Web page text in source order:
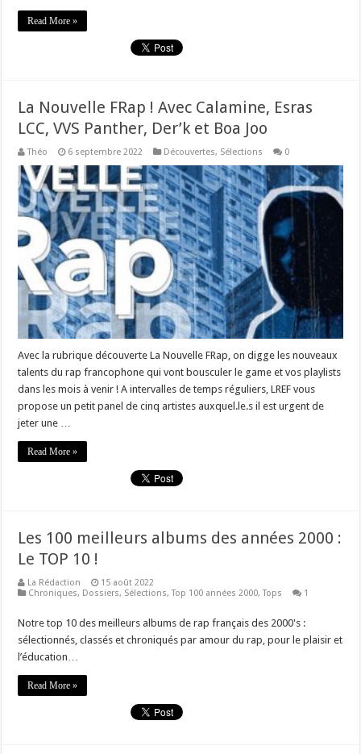
Read More »
La Nouvelle FRap ! Avec Calamine, Esras
LCC, VVS Panther, Der’k et Boa Joo
Théo 6 septembre 2022 Découvertes, Sélections 0
Avec la rubrique découverte La Nouvelle FRap, on digge les nouveaux
talents du rap francophone qui vont bousculer le game et vos playlists
dans les mois à venir ! A intervalles de temps réguliers, LREF vous
propose un petit panel de cinq artistes auxquel.le.s il est urgent de
jeter une …
Read More »
Les 100 meilleurs albums des années 2000 :
Le TOP 10 !
La Rédaction
15 août 2022
Chroniques, Dossiers, Sélections,Top 100 années 2000,Tops 1
Notre top 10 des meilleurs albums de rap français des 2000's :
sélectionnés, classés et chroniqués par amour du rap, pour le plaisir et
l’éducation…
Read More »